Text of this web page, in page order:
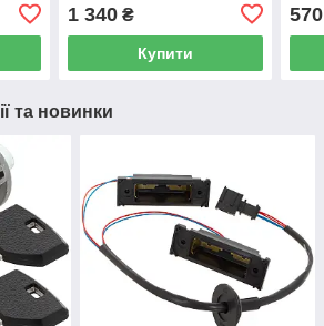
1 340₴
Купити
570
та новинки